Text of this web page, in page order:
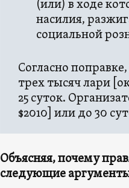
(или) в ходе
насилия,
социальной
Согласно
трех тысяч лари
25 суток.
$2010] или до 30
Объясняя, почему
следующие